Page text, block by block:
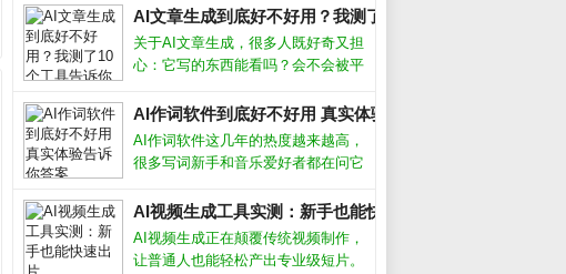
资深制作人，这类工具都能帮你突破
灵感瓶颈。AI作曲软件怎么用大多数
AI作曲软件操作非常简单，只需选择
AI文章生成到底好不好用？我测了10个工具告诉你真相_
关于AI文章生成，很多人既好奇又担
心：它写的东西能看吗？会不会被平
我实测了市面上主流工具，发现它并
非万能，但用对方法确实能大幅提升
写作效率。关键在于理解它的能力和
AI作词软件到底好不好用 真实体验告诉你答案_
AI作词软件这几年的热度越来越高，
很多写词新手和音乐爱好者都在问它
验来看，它确实能帮我们快速生成歌
词框架，但要想写出真正打动人心的
句子，还得靠人工打磨。AI作词软件
AI视频生成工具实测：新手也能快速出片_
AI视频生成正在颠覆传统视频制作，
让普通人也能轻松产出专业级短片。